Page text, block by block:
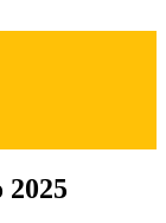
2025